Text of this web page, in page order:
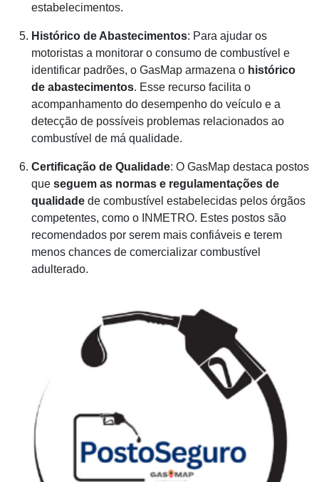
estabelecimentos.
Histórico de Abastecimentos: Para ajudar os
motoristas a monitorar o consumo de combustível e
identificar padrões, o GasMap armazena o histórico
de abastecimentos. Esse recurso facilita o
acompanhamento do desempenho do veículo e a
detecção de possíveis problemas relacionados ao
combustível de má qualidade.
Certificação de Qualidade: O GasMap destaca postos
que seguem as normas e regulamentações de
qualidade de combustível estabelecidas pelos órgãos
competentes, como o INMETRO. Estes postos são
recomendados por serem mais confiáveis e terem
menos chances de comercializar combustível
adulterado.